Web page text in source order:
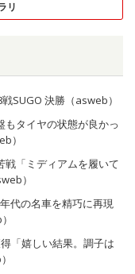
リ
SUGO 決勝（asweb）
もタイヤの状態が良かっ
）
戦「ミディアムを履いて
）
代の名車を精巧に再現
「嬉しい結果。調子は